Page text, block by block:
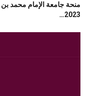
منحة جامعة الإمام محمد بن
2023…